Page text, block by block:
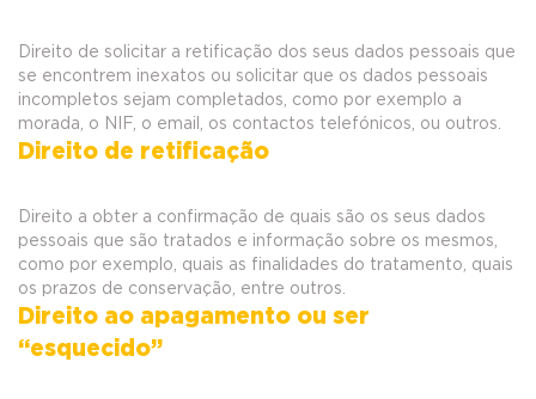
Direito de solicitar a retificação dos seus dados pessoais que
se encontrem inexatos ou solicitar que os dados pessoais
incompletos sejam completados, como por exemplo a
morada, o NIF, o email, os contactos telefónicos, ou outros.
Direito de retificação
Direito a obter a confirmação de quais são os seus dados
pessoais que são tratados e informação sobre os mesmos,
como por exemplo, quais as finalidades do tratamento, quais
os prazos de conservação, entre outros.
Direito ao apagamento ou ser
“esquecido”